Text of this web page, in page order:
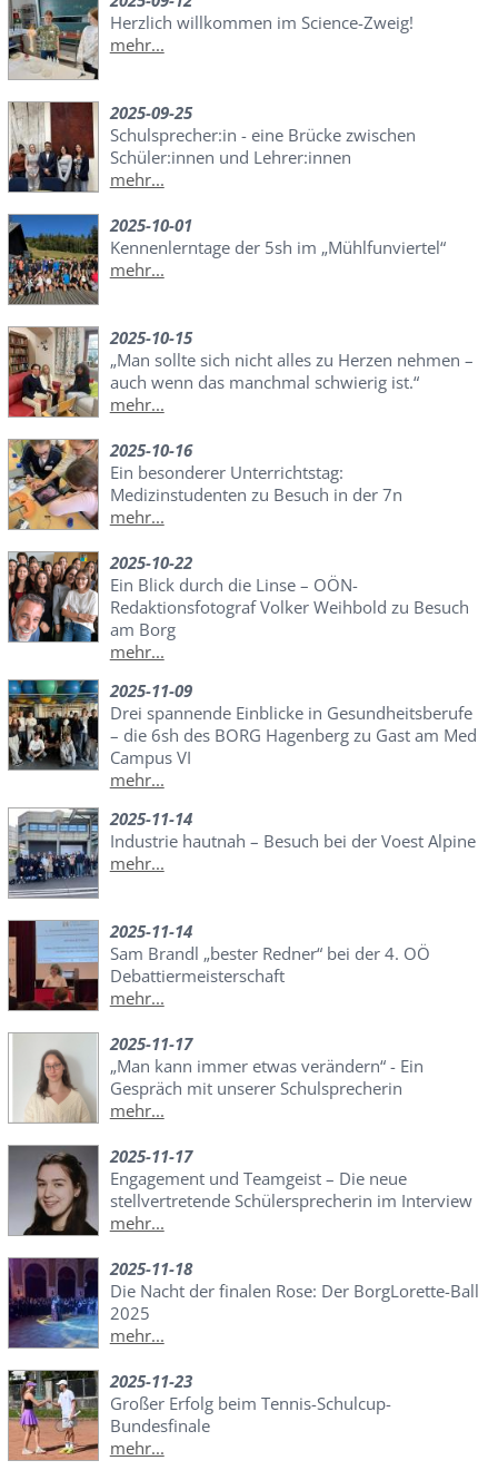
Herzlich willkommen im Science-Zweig!
mehr...
2025-09-25
Schulsprecher:in - eine Brücke zwischen
Schüler:innen und Lehrer:innen
mehr...
2025-10-01
Kennenlerntage der 5sh im „Mühlfunviertel“
mehr...
2025-10-15
„Man sollte sich nicht alles zu Herzen nehmen –
auch wenn das manchmal schwierig ist.“
mehr...
2025-10-16
Ein besonderer Unterrichtstag:
Medizinstudenten zu Besuch in der 7n
mehr...
2025-10-22
Ein Blick durch die Linse – OÖN-
Redaktionsfotograf Volker Weihbold zu Besuch
am Borg
mehr...
2025-11-09
Drei spannende Einblicke in Gesundheitsberufe
– die 6sh des BORG Hagenberg zu Gast am Med
Campus VI
mehr...
2025-11-14
Industrie hautnah – Besuch bei der Voest Alpine
mehr...
2025-11-14
Sam Brandl „bester Redner“ bei der 4. OÖ
Debattiermeisterschaft
mehr...
2025-11-17
„Man kann immer etwas verändern“ - Ein
Gespräch mit unserer Schulsprecherin
mehr...
2025-11-17
Engagement und Teamgeist – Die neue
stellvertretende Schülersprecherin im Interview
mehr...
2025-11-18
Die Nacht der finalen Rose: Der BorgLorette-Ball
2025
mehr...
2025-11-23
Großer Erfolg beim Tennis-Schulcup-
Bundesfinale
mehr...